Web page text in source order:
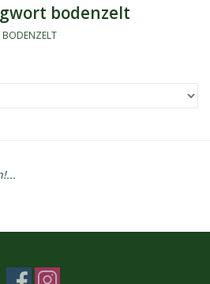
bodenzelt
BODENZELT